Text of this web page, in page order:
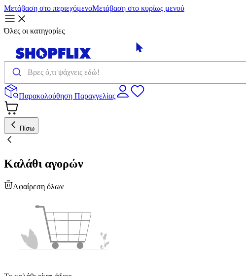
Μετάβαση στο περιεχόμενοΜετάβαση στο κυρίως μενού
Όλες οι κατηγορίες
Παρακολούθηση Παραγγελίας
Πίσω
Καλάθι αγορών
Αφαίρεση όλων